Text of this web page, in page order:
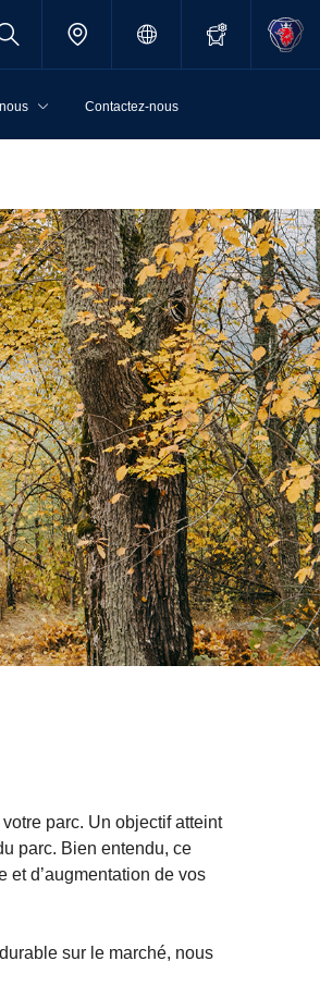
Contactez-nous
parc. Un objectif atteint
parc. Bien entendu, ce
et d’augmentation de vos
sur le marché, nous